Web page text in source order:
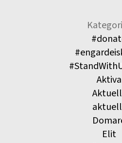
Aktiva
Elit